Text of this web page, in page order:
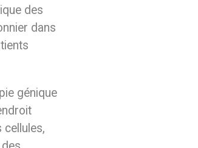
des
dans
génique